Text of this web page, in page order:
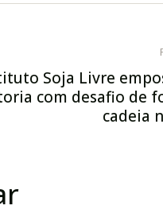
Soja Livre
com desafio de
cadeia